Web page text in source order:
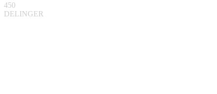
450
DELINGER